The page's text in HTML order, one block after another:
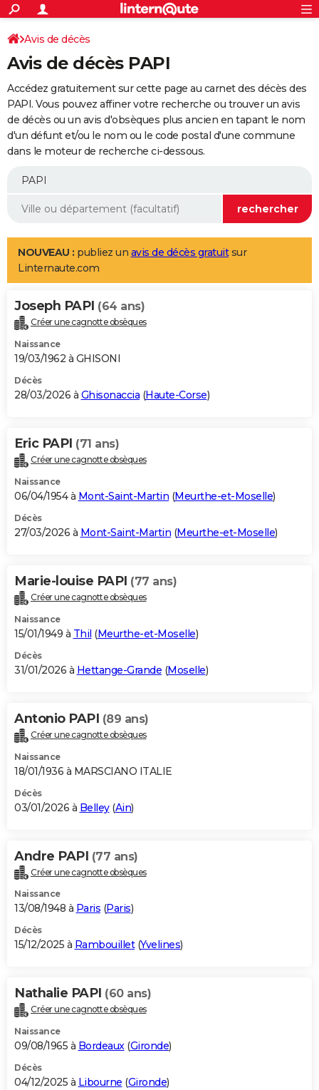
ACTUALITÉS
Politique
Société
Faits Divers
Education
Monde
Villes
+
SPORT
Coupe du monde 2026
Football
Tennis
Cyclisme
Rugby
Forum
Programme TV
TNT
Streaming
Cinéma
Sorties cinéma
Musique
+
FINANCE
Retraite
Impôts
Epargne
Immobilier
Risques naturels par ville
Banque
Assurance
Crédit
AUTO
Essais
Réserver un essai
Citadines
Berlines
SUV
Forum auto
+
Mobiles
Meilleur smartphone
Internet
Ordinateurs
Jeux vidéo
Guide high-tech
Aménagement intérieur
LIFESTYLE
Art de vivre
Bien-être
Loisirs
Mode
Modes de vie
Alimentation
Guide de la santé
Maladies
Médicaments
Sommeil
VOYAGE
Destinations
City break
Voyage nature
Voyage de noces
Forum
Climat
+PHOTO
GUIDES D'ACHAT
BONS PLANS
Carte de Noël
Carte Bonne année
Carte Saint-Valentin
Carte Pâques
Carte d'anniversaire
DICTIONNAIRE
Dictionnaire
Biographies
Citations
Expressions
Proverbes
PROGRAMME TV
S'inscrire
Se connecter
Lycées
Collèges
Primaires
Universités
Entreprises
Service militaire
Avis de recherche
AVIS DE DÉCÈS
Bricolage
Lifestyle
Culture
Sport
Auto
Television
Voyage
Cinema
Avis de décès
Avis de décès PAPI
Accédez gratuitement sur cette page au carnet des décès des
PAPI. Vous pouvez affiner votre recherche ou trouver un avis
de décès ou un avis d'obsèques plus ancien en tapant le nom
d'un défunt et/ou le nom ou le code postal d'une commune
dans le moteur de recherche ci-dessous.
NOUVEAU : publiez un avis de décès gratuitsur
Linternaute.com
Joseph PAPI (64 ans)
Créer une cagnotte obsèques
Naissance
19/03/1962 à GHISONI
Décès
28/03/2026 à Ghisonaccia (Haute-Corse)
Eric PAPI (71 ans)
Créer une cagnotte obsèques
Naissance
06/04/1954 à Mont-Saint-Martin (Meurthe-et-Moselle)
Décès
27/03/2026 à Mont-Saint-Martin (Meurthe-et-Moselle)
Marie-louise PAPI (77 ans)
Créer une cagnotte obsèques
Naissance
15/01/1949 à Thil (Meurthe-et-Moselle)
Décès
31/01/2026 à Hettange-Grande (Moselle)
Antonio PAPI (89 ans)
Créer une cagnotte obsèques
Naissance
18/01/1936 à MARSCIANO ITALIE
Décès
03/01/2026 à Belley(Ain)
Andre PAPI (77 ans)
Créer une cagnotte obsèques
Naissance
13/08/1948 à Paris (Paris)
Décès
15/12/2025 à Rambouillet(Yvelines)
Nathalie PAPI (60 ans)
Créer une cagnotte obsèques
Naissance
09/08/1965 à Bordeaux(Gironde)
Décès
04/12/2025 à Libourne (Gironde)